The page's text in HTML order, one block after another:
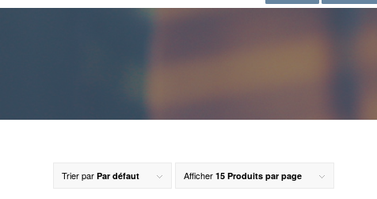
Trier par Par défaut Afficher 15 Produits par page